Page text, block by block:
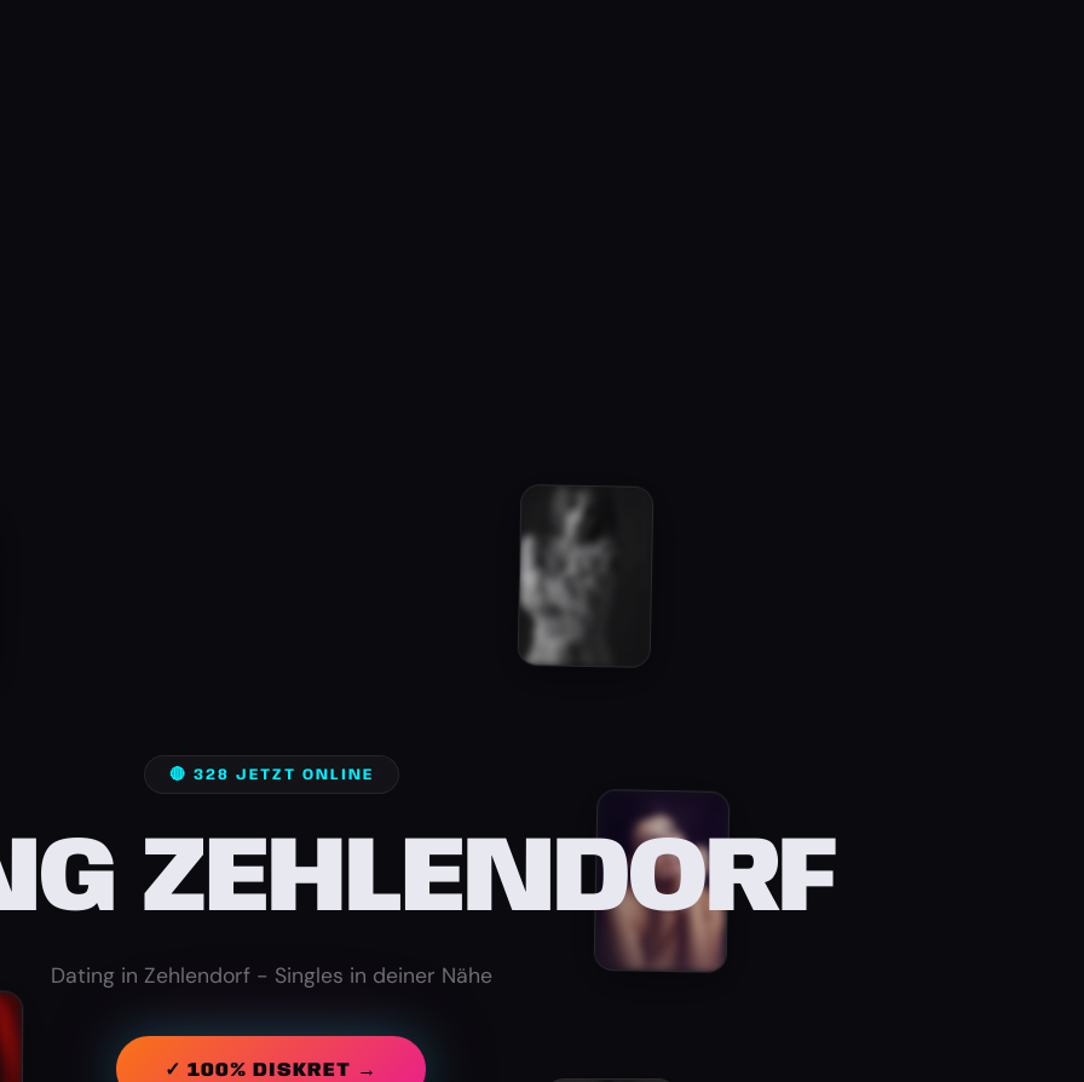
🔴 328 JETZT ONLINE
ZEHLENDORF
Dating in Zehlendorf - Singles in deiner Nähe
✓ 100% DISKRET →